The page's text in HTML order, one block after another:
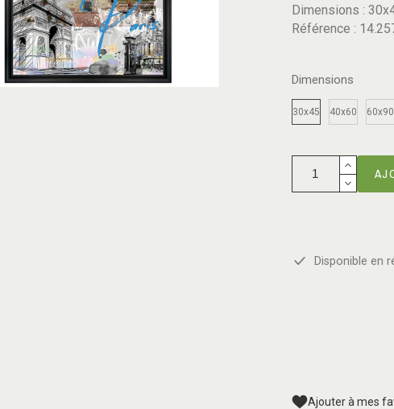
Dimensions :
Référence :
Dimensions
30x45 40x60 60x90
Disponible en
Ajouter à mes